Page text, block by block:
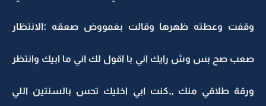
وقفت وعطته ظهرها وقالت بغمووض صعقه :الانتظار
صعب صح بس وش رايك اني با اقول لك اني ما ابيك وانتظر
ورقة طلاقي منك ,,كنت ابي اخليك تحس بالسنتين اللي